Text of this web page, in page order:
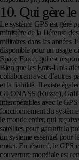
10. Qui gère
Le système GPS est géré
ministère de la Défense
militaires dans les années
disponible pour un usage
Space Force, qui est
Bien que les États-Unis
collaborent avec d’autres
et la fiabilité. Il existe
GLONASS (Russie),
interopérables avec le
fonctionnement du
le monde entier, qui
satellites pour garantir la
un système essentiel pour
entier. En résumé, le GPS
couverture mondiale est